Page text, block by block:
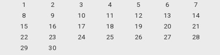
1 2 3 4 5 6
7
8
9 10 11 12 13
14
15
16 17 18 19 20
21
22
23 24 25 26 27
28
29
30